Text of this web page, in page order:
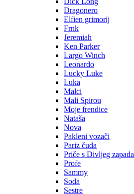
Dragonero
Elfien grimorij
Frnk
Jeremiah
Ken Parker
Largo Winch
Leonardo
Lucky Luke
Luka
Malci
Mali Spirou
Moje frendice
Nataša
Nova
Pakleni vozači
Pariz čuda
Priče s Divljeg zapada
Profe
Sammy
Soda
Sestre